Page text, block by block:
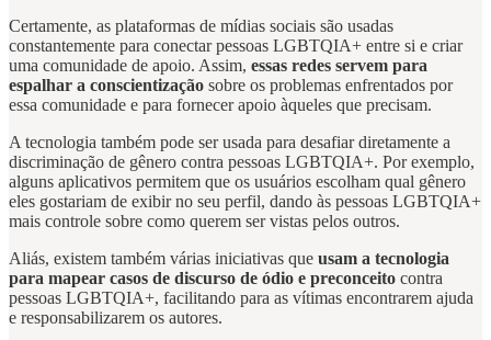
Certamente, as plataformas de mídias sociais são usadas
constantemente para conectar pessoas LGBTQIA+ entre si e criar
uma comunidade de apoio. Assim, essas redes servem para
espalhar a conscientização sobre os problemas enfrentados por
essa comunidade e para fornecer apoio àqueles que precisam.
A tecnologia também pode ser usada para desafiar diretamente a
discriminação de gênero contra pessoas LGBTQIA+. Por exemplo,
alguns aplicativos permitem que os usuários escolham qual gênero
eles gostariam de exibir no seu perfil, dando às pessoas LGBTQIA+
mais controle sobre como querem ser vistas pelos outros.
Aliás, existem também várias iniciativas que usam a tecnologia
para mapear casos de discurso de ódio e preconceito contra
pessoas LGBTQIA+, facilitando para as vítimas encontrarem ajuda
e responsabilizarem os autores.